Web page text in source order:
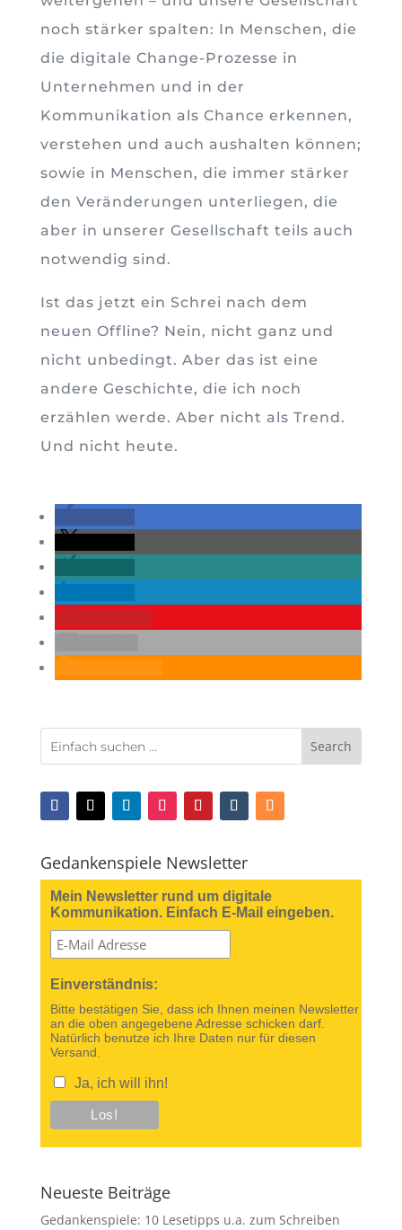
noch stärker spalten: In Menschen, die
die digitale Change-Prozesse in
Unternehmen und in der
Kommunikation als Chance erkennen,
verstehen und auch aushalten können;
sowie in Menschen, die immer stärker
den Veränderungen unterliegen, die
aber in unserer Gesellschaft teils auch
notwendig sind.
Ist das jetzt ein Schrei nach dem
neuen Offline? Nein, nicht ganz und
nicht unbedingt. Aber das ist eine
andere Geschichte, die ich noch
erzählen werde. Aber nicht als Trend.
Und nicht heute.
Gedankenspiele Newsletter
Mein Newsletter rund um digitale
Kommunikation. Einfach E-Mail eingeben.
Einverständnis:
Bitte bestätigen Sie, dass ich Ihnen meinen Newsletter
an die oben angegebene Adresse schicken darf.
Natürlich benutze ich Ihre Daten nur für diesen
Versand.
Ja, ich will ihn!
Neueste Beiträge
Gedankenspiele: 10 Lesetipps u.a. zum Schreiben